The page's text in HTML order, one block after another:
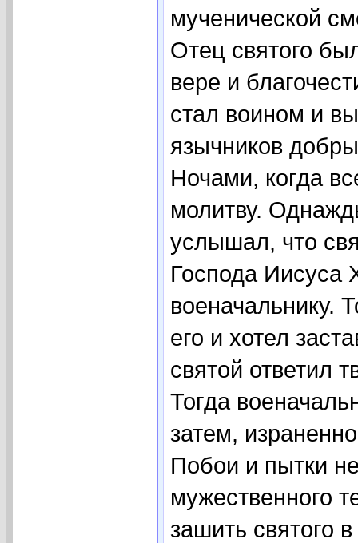
мученической
Отец святого
вере и
стал воином и
язычников
Ночами, когда
молитву.
услышал, что
Господа Иисуса
военачальнику.
его и хотел
святой ответил
Тогда
затем,
Побои и пытки
мужественного
зашить святого